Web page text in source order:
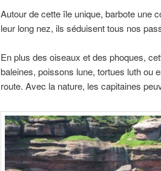
Autour de cette île unique, barbote une
leur long nez, ils séduisent tous nos
En plus des oiseaux et des phoques,
baleines, poissons lune, tortues luth ou
route. Avec la nature, les capitaines